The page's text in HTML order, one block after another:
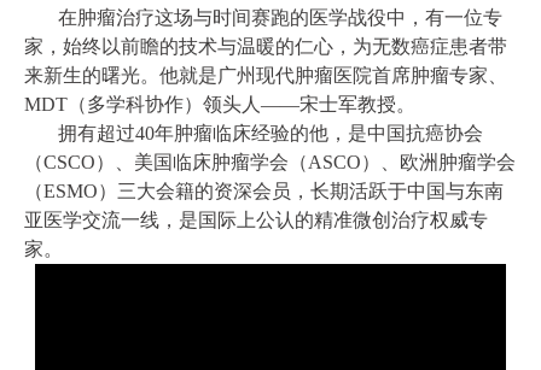
在肿瘤治疗这场与时间赛跑的医学战役中，有一位专
家，始终以前瞻的技术与温暖的仁心，为无数癌症患者带
来新生的曙光。他就是广州现代肿瘤医院首席肿瘤专家、
MDT（多学科协作）领头人——宋士军教授。
拥有超过40年肿瘤临床经验的他，是中国抗癌协会
（CSCO）、美国临床肿瘤学会（ASCO）、欧洲肿瘤学会
（ESMO）三大会籍的资深会员，长期活跃于中国与东南
亚医学交流一线，是国际上公认的精准微创治疗权威专
家。